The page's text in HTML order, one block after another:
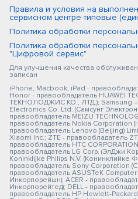
Правила и условия на
сервисном центре типовые
Политика обработки
Политика обработки
"Цифровой сервис"
Для улучшения качества
записан
iPhone, Macbook, iPad -
Honor - правообладатель HUAWEI
ТЕКНОЛОДЖИС КО., ЛТД.); Samsung –
Electronics Co. Ltd. (Самсунг
правообладатель MEIZU
правообладатель Nokia Corporation
правообладатель Lenovo (Beijing)
Xiaomi Inc.; ZTE - правообладатель
правообладатель HTC
правообладатель LG Corp. (ЭлДжи
Koninklijke Philips N.V. (Конинклийке
правообладатель Sony Corporation
правообладатель ASUSTeK
Инкорпорейшн); ACER -
Инкорпорейтед); DELL -
правообладатель HP Hewlett-